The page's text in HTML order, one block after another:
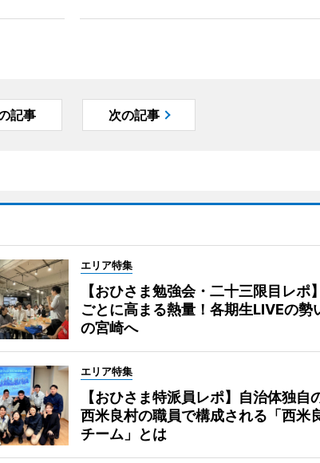
記事 次の記事
エリア特集
【おひさま勉強会・二十三限目レポ
ごとに高まる熱量！各期生LIVEの勢
の宮崎へ
エリア特集
【おひさま特派員レポ】自治体独自
西米良村の職員で構成される「西米
チーム」とは